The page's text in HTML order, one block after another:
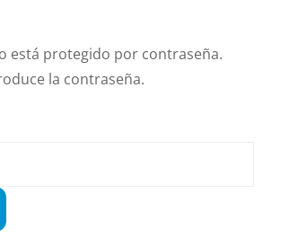
está protegido por contraseña.
la contraseña.